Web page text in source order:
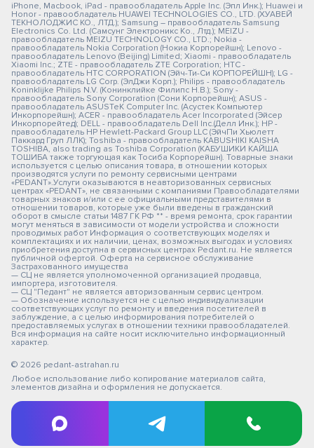
iPhone, Macbook, iPad - правообладатель Apple Inc. (Эпл Инк.); Huawei и
Honor - правообладатель HUAWEI TECHNOLOGIES CO., LTD. (ХУАВЕЙ
ТЕКНОЛОДЖИС КО., ЛТД.); Samsung – правообладатель Samsung
Electronics Co. Ltd. (Самсунг Электроникс Ко., Лтд.); MEIZU -
правообладатель MEIZU TECHNOLOGY CO., LTD.; Nokia -
правообладатель Nokia Corporation (Нокиа Корпорейшн); Lenovo -
правообладатель Lenovo (Beijing) Limited; Xiaomi - правообладатель
Xiaomi Inc.; ZTE - правообладатель ZTE Corporation; HTC -
правообладатель HTC CORPORATION (Эйч-Ти-Си КОРПОРЕЙШН); LG -
правообладатель LG Corp. (ЭлДжи Корп.); Philips - правообладатель
Koninklijke Philips N.V. (Конинклийке Филипс Н.В.); Sony -
правообладатель Sony Corporation (Сони Корпорейшн); ASUS -
правообладатель ASUSTeK Computer Inc. (Асустек Компьютер
Инкорпорейшн); ACER - правообладатель Acer Incorporated (Эйсер
Инкорпорейтед); DELL - правообладатель Dell Inc.(Делл Инк.); HP -
правообладатель HP Hewlett-Packard Group LLC (ЭйчПи Хьюлетт
Паккард Груп ЛЛК); Toshiba - правообладатель KABUSHIKI KAISHA
TOSHIBA, also trading as Toshiba Corporation (КАБУШИКИ КАЙША
ТОШИБА также торгующая как Тосиба Корпорейшн). Товарные знаки
используется с целью описания товара, в отношении которых
производятся услуги по ремонту сервисными центрами
«PEDANT».Услуги оказываются в неавторизованных сервисных
центрах «PEDANT», не связанными с компаниями Правообладателями
товарных знаков и/или с ее официальными представителями в
отношении товаров, которые уже были введены в гражданский
оборот в смысле статьи 1487 ГК РФ ** - время ремонта, срок гарантии
могут меняться в зависимости от модели устройства и сложности
проводимых работ Информация о соответствующих моделях и
комплектациях и их наличии, ценах, возможных выгодах и условиях
приобретения доступна в сервисных центрах Pedant.ru. Не является
публичной офертой. Оферта на сервисное обслуживание
Застрахованного имущества
— СЦ не является уполномоченной организацией продавца,
импортера, изготовителя.
— СЦ "Педант" не является авторизованным сервис центром.
— Обозначение используется не с целью индивидуализации
соответствующих услуг по ремонту и введения посетителей в
заблуждение, а с целью информирования потребителей о
предоставляемых услугах в отношении техники правообладателей.
Вся информация на сайте носит исключительно информационный
характер.
© 2026 pedant-astrahan.ru
Любое использование либо копирование материалов сайта,
элементов дизайна и оформления не допускается.